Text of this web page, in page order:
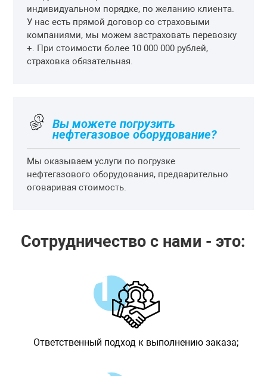
индивидуальном порядке, по желанию клиента.
У нас есть прямой договор со страховыми
компаниями, мы можем застраховать перевозку
+. При стоимости более 10 000 000 рублей,
страховка обязательная.
Вы можете погрузить
нефтегазовое оборудование?
Мы оказываем услуги по погрузке
нефтегазового оборудования, предварительно
оговаривая стоимость.
Сотрудничество с нами - это:
Ответственный подход к выполнению заказа;